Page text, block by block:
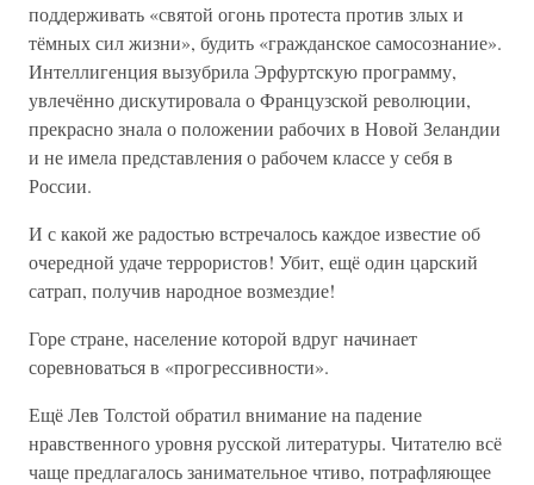
поддерживать «святой огонь протеста против злых и
тёмных сил жизни», будить «гражданское самосознание».
Интеллигенция вызубрила Эрфуртскую программу,
увлечённо дискутировала о Французской революции,
прекрасно знала о положении рабочих в Новой Зеландии
и не имела представления о рабочем классе у себя в
России.
И с какой же радостью встречалось каждое известие об
очередной удаче террористов! Убит, ещё один царский
сатрап, получив народное возмездие!
Горе стране, население которой вдруг начинает
соревноваться в «прогрессивности».
Ещё Лев Толстой обратил внимание на падение
нравственного уровня русской литературы. Читателю всё
чаще предлагалось занимательное чтиво, потрафляющее